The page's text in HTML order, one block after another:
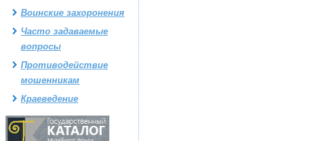
Воинские захоронения
Часто задаваемые
вопросы
Противодействие
мошенникам
Краеведение